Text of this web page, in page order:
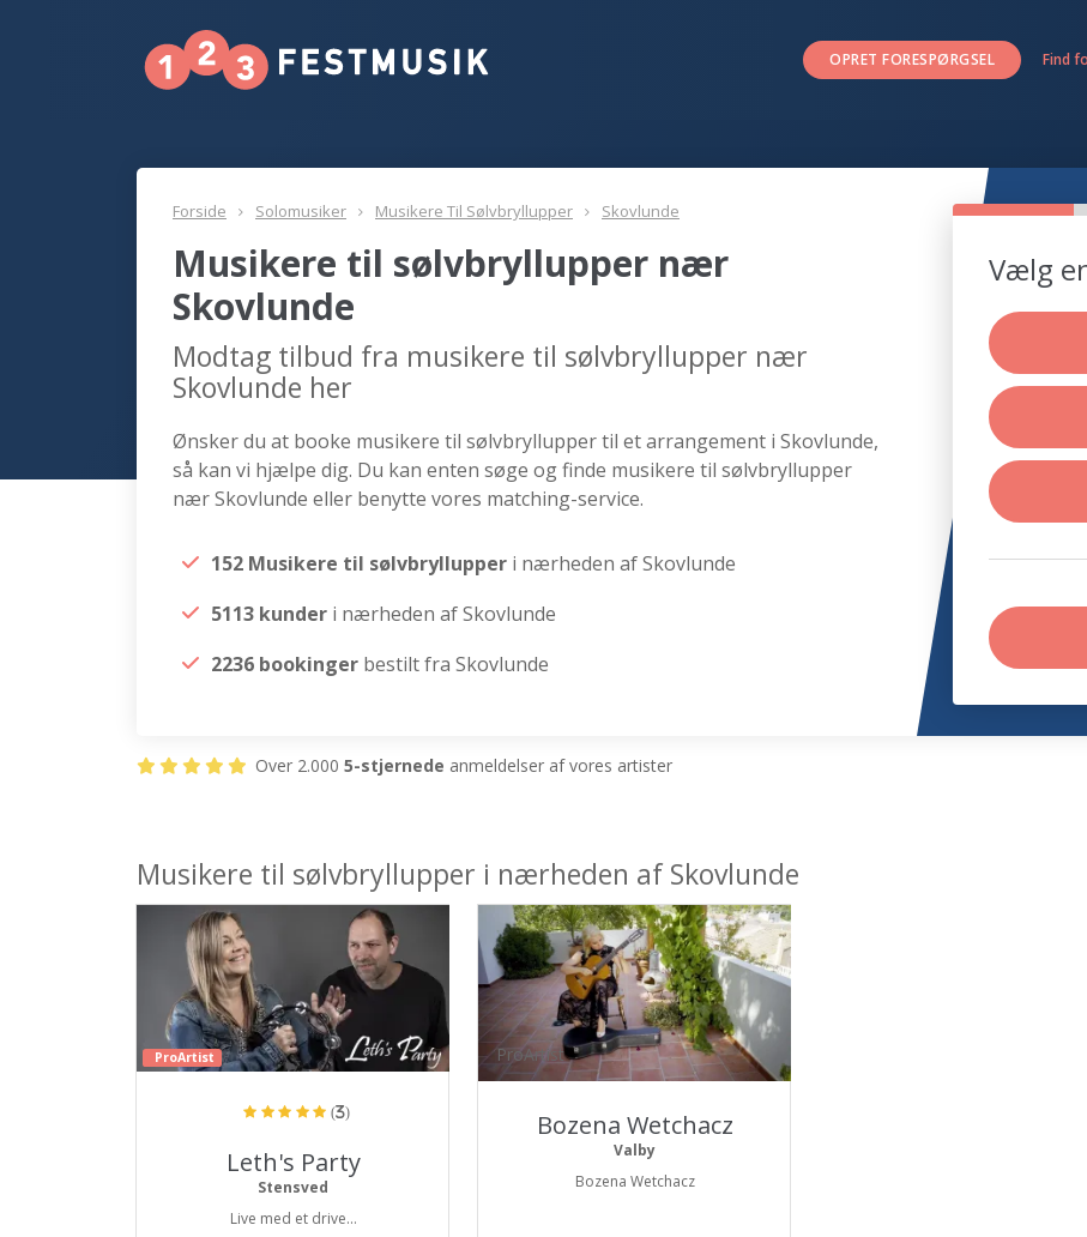
OPRET FORESPØRGSEL Find
Forside Solomusiker Musikere Til Sølvbryllupper Skovlunde
Musikere til sølvbryllupper nær
Skovlunde
Modtag tilbud fra musikere til sølvbryllupper nær
Skovlunde her
Ønsker du at booke musikere til sølvbryllupper til et arrangement i Skovlunde,
så kan vi hjælpe dig. Du kan enten søge og finde musikere til sølvbryllupper
nær Skovlunde eller benytte vores matching-service.
152 Musikere til sølvbryllupper i nærheden af Skovlunde
5113 kunder i nærheden af Skovlunde
2236 bookinger bestilt fra Skovlunde
Vælg
Over 2.000 5-stjernede anmeldelser af vores artister
Musikere til sølvbryllupper i nærheden af Skovlunde
ProArtist
(3)
Leth's Party
Stensved
Live med et drive...
ProArtist
Bozena Wetchacz
Valby
Bozena Wetchacz